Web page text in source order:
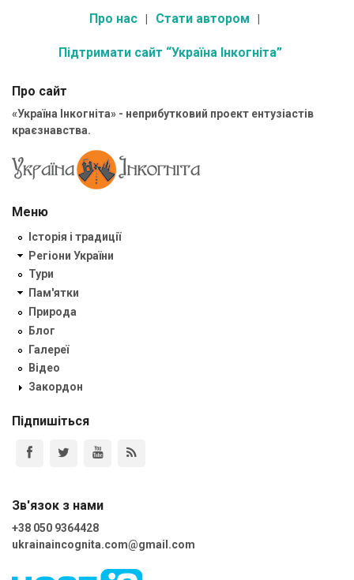
Про нас Стати автором
Підтримати сайт “Україна Інкогніта”
Про сайт
«Україна Інкогніта» - неприбутковий проект ентузіастів
краєзнавства.
Меню
Історія і традиції
Регіони України
Тури
Пам'ятки
Природа
Блог
Галереї
Відео
Закордон
Підпишіться
Зв'язок з нами
+38 050 9364428
ukrainaincognita.com@gmail.com